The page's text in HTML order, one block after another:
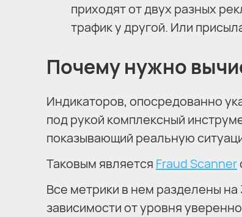
приходят от двух разных
трафик у другой. Или
Почему нужно
Индикаторов, опосредованно
под рукой комплексный
показывающий реальную
Таковым является Fraud Scanner
Все метрики в нем разделены на
зависимости от уровня